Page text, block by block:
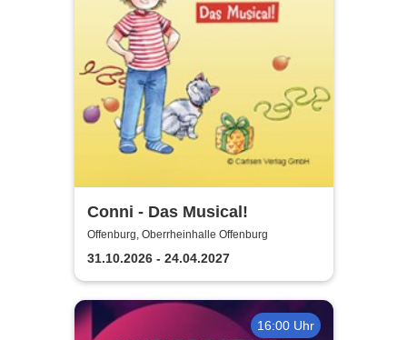
Conni - Das Musical!
Offenburg, Oberrheinhalle Offenburg
31.10.2026 - 24.04.2027
16:00 Uhr